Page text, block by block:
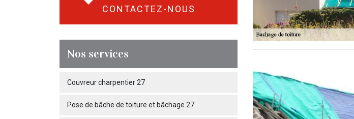
CONTACTEZ-NOUS
Nos services
Couvreur charpentier 27
Pose de bâche de toiture et bâchage 27